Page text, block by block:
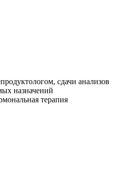
сдачи анализов
назначений
терапия